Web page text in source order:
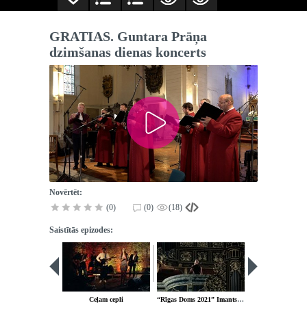
GRATIAS. Guntara Prāņa
dzimšanas dienas koncerts
Novērtēt:
(0)
(0) (18)
Saistītās epizodes:
Ceļam cepli “Rīgas Doms 2021” Imants Kalniņš un tango (Astors Pjacolla)